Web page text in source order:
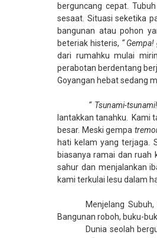
berguncang cepat.
sesaat. Situasi seketika
bangunan atau pohon
beteriak histeris, “
dari rumahku mulai
perabotan berdentang
Goyangan hebat sedang
“ Tsunami-
lantakkan tanahku.
Kami
besar. Meski gempa
hati kelam yang terjaga.
biasanya ramai dan ruah
sahur dan menjalankan
kami terkulai lesu dalam
Menjelang
Bangunan roboh, buku-
Dunia seolah